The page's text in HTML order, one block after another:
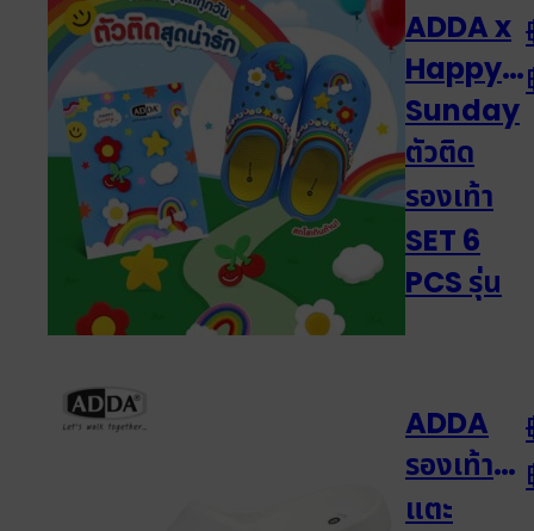
ADDA x
Happy
Sunday
ตัวติด
รองเท้า
SET 6
PCS รุ่น
ADDA
รองเท้า
แตะ